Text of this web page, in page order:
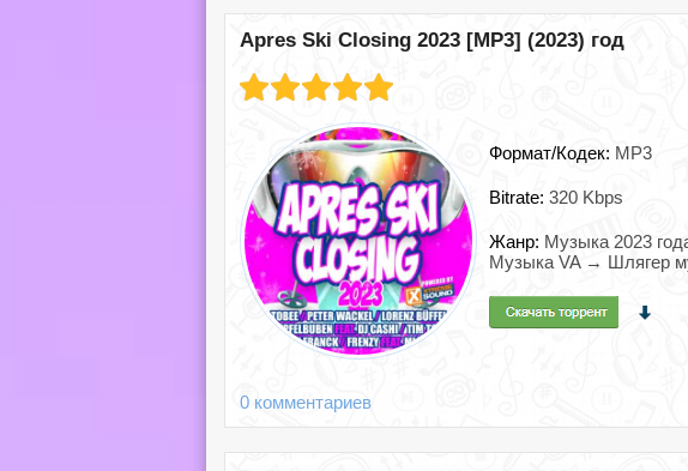
Apres Ski Closing 2023 [MP3] (2023) год
Формат/Кодек: MP3
Bitrate: 320 Kbps
Жанр: Музыка 2023
Музыка VA → Шлягер
0 комментариев